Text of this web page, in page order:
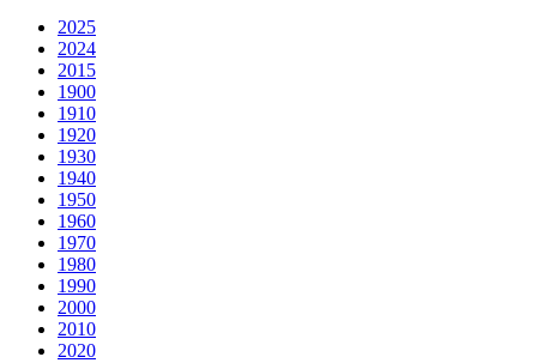
2025
2024
2015
1900
1910
1920
1930
1940
1950
1960
1970
1980
1990
2000
2010
2020